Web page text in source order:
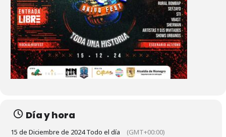
Día y hora
15 de Diciembre de 2024 Todo el día (GMT+00:00)